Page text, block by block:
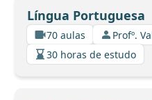
Língua Portuguesa
70 aulas
Profº.
30 horas de estudo